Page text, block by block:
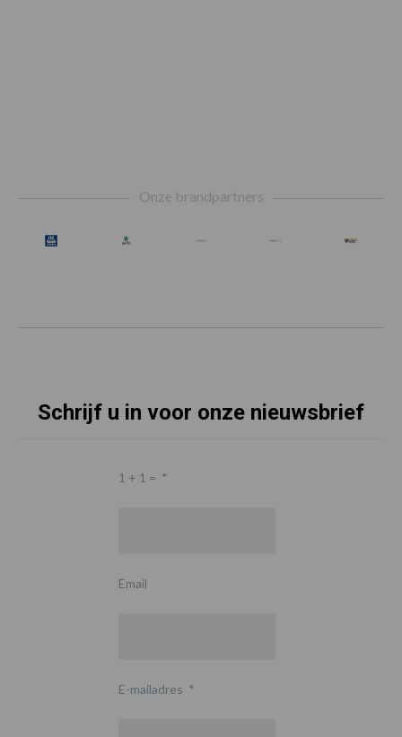
Onze brandpartners
Schrijf u in voor onze nieuwsbrief
1 + 1 = *
Email
E-mailadres *